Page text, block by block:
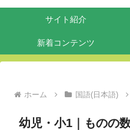
サイト紹介
新着コンテンツ
ホーム 国語(日本語)
幼児・小1｜ものの